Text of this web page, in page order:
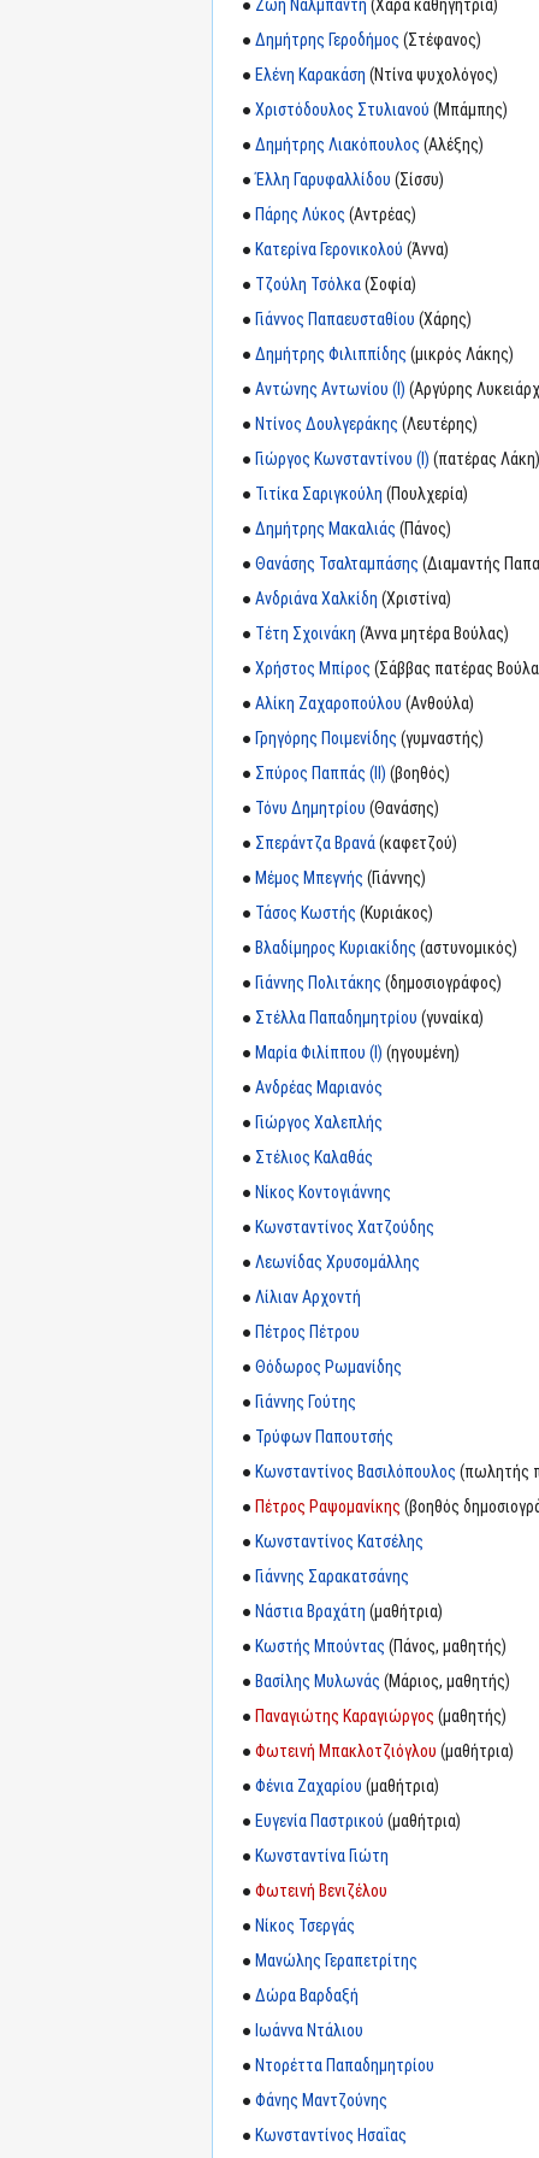
● Ζωή Ναλμπάντη (Χαρά καθηγήτρια)
● Δημήτρης Γεροδήμος (Στέφανος)
● Ελένη Καρακάση (Ντίνα ψυχολόγος)
● Χριστόδουλος Στυλιανού (Μπάμπης)
● Δημήτρης Λιακόπουλος (Αλέξης)
●Έλλη Γαρυφαλλίδου (Σίσσυ)
● Πάρης Λύκος (Αντρέας)
● Κατερίνα Γερονικολού (Άννα)
● Τζούλη Τσόλκα(Σοφία)
● Γιάννος Παπαευσταθίου (Χάρης)
● Δημήτρης Φιλιππίδης (μικρός Λάκης)
● Αντώνης Αντωνίου (I) (Αργύρης
● Ντίνος Δουλγεράκης (Λευτέρης)
● Γιώργος Κωνσταντίνου (I) (πατέρας Λάκη)
● Τιτίκα Σαριγκούλη (Πουλχερία)
● Δημήτρης Μακαλιάς (Πάνος)
● Θανάσης Τσαλταμπάσης (Διαμαντής
● Ανδριάνα Χαλκίδη (Χριστίνα)
● Τέτη Σχοινάκη (Άννα μητέρα Βούλας)
● Χρήστος Μπίρος (Σάββας πατέρας
● Αλίκη Ζαχαροπούλου (Ανθούλα)
● Γρηγόρης Ποιμενίδης (γυμναστής)
● Σπύρος Παππάς (II) (βοηθός)
● Τόνυ Δημητρίου (Θανάσης)
● Σπεράντζα Βρανά(καφετζού)
● Μέμος Μπεγνής (Γιάννης)
● Τάσος Κωστής (Κυριάκος)
● Βλαδίμηρος Κυριακίδης (αστυνομικός)
● Γιάννης Πολιτάκης (δημοσιογράφος)
● Στέλλα Παπαδημητρίου (γυναίκα)
● Μαρία Φιλίππου (I) (ηγουμένη)
● Ανδρέας Μαριανός
● Γιώργος Χαλεπλής
● Στέλιος Καλαθάς
● Νίκος Κοντογιάννης
● Κωνσταντίνος Χατζούδης
● Λεωνίδας Χρυσομάλλης
● Λίλιαν Αρχοντή
● Πέτρος Πέτρου
● Θόδωρος Ρωμανίδης
● Γιάννης Γούτης
● Τρύφων Παπουτσής
● Κωνσταντίνος Βασιλόπουλος (πωλητής
● Πέτρος Ραψομανίκης (βοηθός
● Κωνσταντίνος Κατσέλης
● Γιάννης Σαρακατσάνης
● Νάστια Βραχάτη (μαθήτρια)
● Κωστής Μπούντας (Πάνος, μαθητής)
● Βασίλης Μυλωνάς (Μάριος, μαθητής)
● Παναγιώτης Καραγιώργος (μαθητής)
● Φωτεινή Μπακλοτζιόγλου (μαθήτρια)
● Φένια Ζαχαρίου (μαθήτρια)
● Ευγενία Παστρικού (μαθήτρια)
● Κωνσταντίνα Γιώτη
● Φωτεινή Βενιζέλου
● Νίκος Τσεργάς
● Μανώλης Γεραπετρίτης
● Δώρα Βαρδαξή
● Ιωάννα Ντάλιου
● Ντορέττα Παπαδημητρίου
● Φάνης Μαντζούνης
● Κωνσταντίνος Ησαΐας